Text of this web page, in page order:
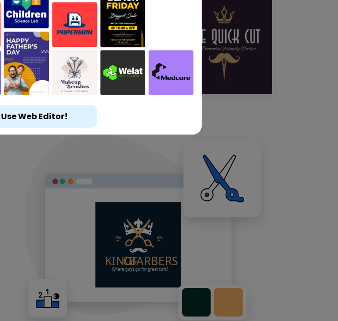
Web Editor!